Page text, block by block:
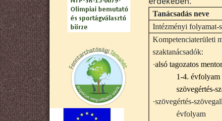
Tanácsadás neve
Intézményi folyamat-
Kompetenciaterületi
szaktanácsadók:
·alsó tagozatos
1-4. évfolyam
szövegértés-
·szövegértés-
évfolyam